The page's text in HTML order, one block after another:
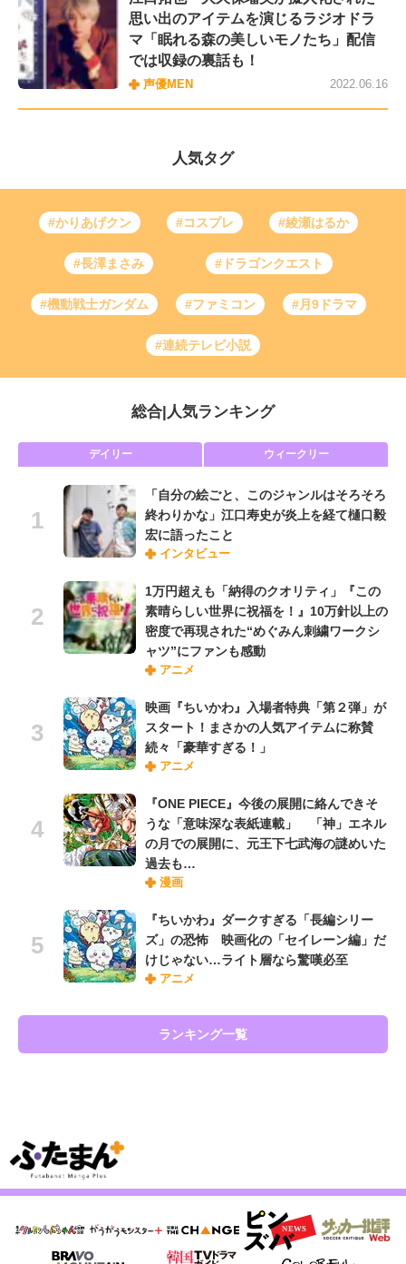
思い出のアイテムを演じるラジオドラ
マ「眠れる森の美しいモノたち」配信
では収録の裏話も！
声優MEN 2022.06.16
人気タグ
#かりあげクン #コスプレ #綾瀬はるか
#長澤まさみ #ドラゴンクエスト
#機動戦士ガンダム #ファミコン #月9ドラマ
#連続テレビ小説
総合 人気ランキング
デイリー ウィークリー
「自分の絵ごと、このジャンルはそろそろ
終わりかな」江口寿史が炎上を経て樋口毅
宏に語ったこと
インタビュー
1万円超えも「納得のクオリティ」『この
素晴らしい世界に祝福を！』10万針以上の
密度で再現された“めぐみん刺繍ワークシ
ャツ”にファンも感動
アニメ
映画『ちいかわ』入場者特典「第２弾」が
スタート！まさかの人気アイテムに称賛
続々「豪華すぎる！」
アニメ
『ONE PIECE』今後の展開に絡んできそ
うな「意味深な表紙連載」 「神」エネル
の月での展開に、元王下七武海の謎めいた
過去も…
漫画
『ちいかわ』ダークすぎる「長編シリー
ズ」の恐怖 映画化の「セイレーン編」だ
けじゃない…ライト層なら驚嘆必至
アニメ
ランキング一覧